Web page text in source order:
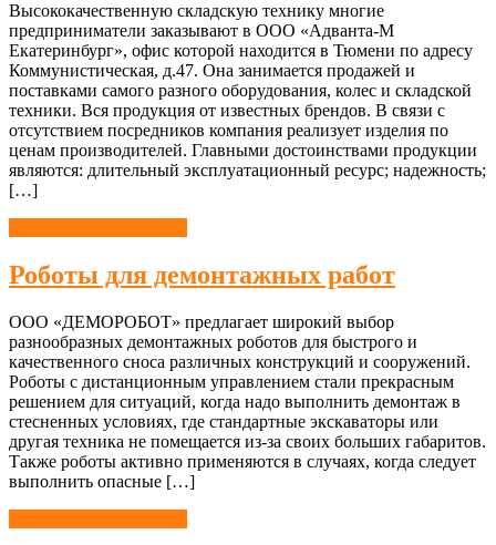
Высококачественную складскую технику многие
предприниматели заказывают в ООО «Адванта-М
Екатеринбург», офис которой находится в Тюмени по адресу
Коммунистическая, д.47. Она занимается продажей и
поставками самого разного оборудования, колес и складской
техники. Вся продукция от известных брендов. В связи с
отсутствием посредников компания реализует изделия по
ценам производителей. Главными достоинствами продукции
являются: длительный эксплуатационный ресурс; надежность;
[…]
Роботы для демонтажных работ
ООО «ДЕМОРОБОТ» предлагает широкий выбор
разнообразных демонтажных роботов для быстрого и
качественного сноса различных конструкций и сооружений.
Роботы с дистанционным управлением стали прекрасным
решением для ситуаций, когда надо выполнить демонтаж в
стесненных условиях, где стандартные экскаваторы или
другая техника не помещается из-за своих больших габаритов.
Также роботы активно применяются в случаях, когда следует
выполнить опасные […]